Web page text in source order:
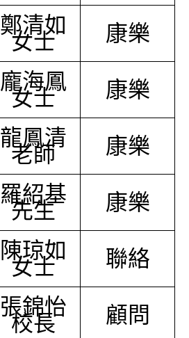
鄭清如
女士 康樂
龐海鳳
女士 康樂
龍鳳清
老師 康樂
羅紹基
先生 康樂
陳琼如
女士 聯絡
張錦怡
校長 顧問